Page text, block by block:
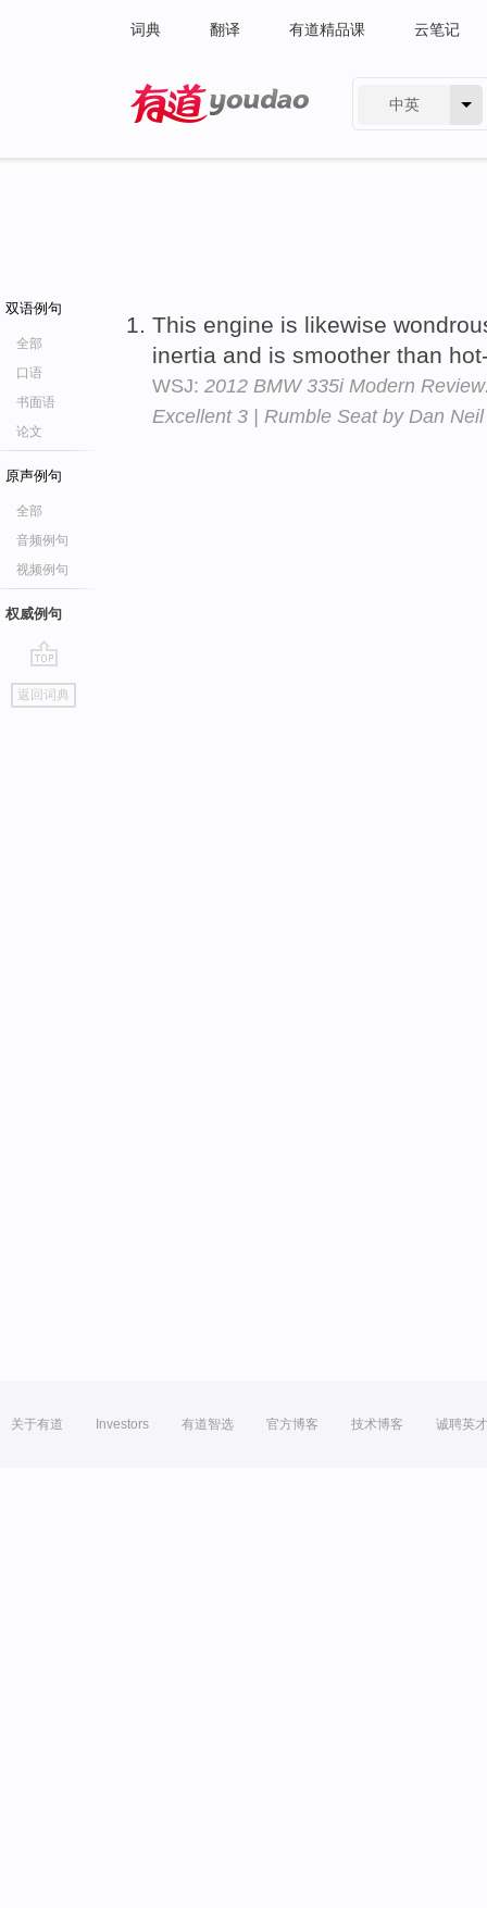
词典 翻译 有道精品课 云笔记
中英
双语例句
全部
口语
书面语
论文
原声例句
全部
音频例句
视频例句
权威例句
go
top
返回词典
This engine is likewise
inertia and is smoother than
WSJ: 2012 BMW 335i Modern
Excellent 3 | Rumble Seat by Dan Neil
关于有道 Investors 有道智选 官方博客 技术博客 诚聘英才